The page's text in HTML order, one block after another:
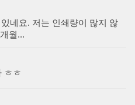
네요. 저는 인쇄량이 많지 않
월...
ㅎㅎ